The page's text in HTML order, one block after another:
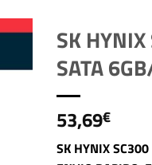
SK
SATA
53,69€
SK HYNIX